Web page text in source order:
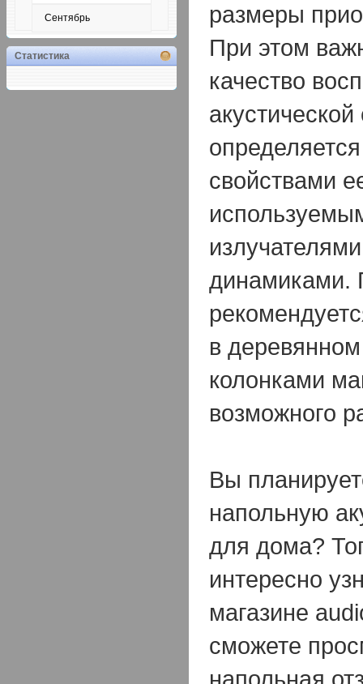
размеры
При этом
качество
свойствами
динамиками.
в
колонками
возможного
Вы
напольную
для дома?
интересно
магазине
сможете
Сентябрь
Статистика